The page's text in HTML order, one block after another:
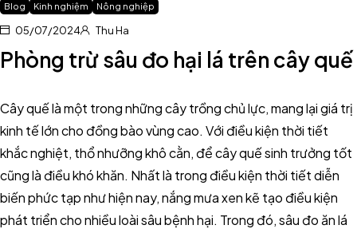
Blog Kinh nghiệm Nông nghiệp
05/07/2024 Thu Ha
Phòng trừ sâu đo hại lá trên cây quế
Cây quế là một trong những cây trồng chủ lực, mang lại giá trị
kinh tế lớn cho đồng bào vùng cao. Với điều kiện thời tiết
khắc nghiệt, thổ nhưỡng khô cằn, để cây quế sinh trưởng tốt
cũng là điều khó khăn. Nhất là trong điều kiện thời tiết diễn
biến phức tạp như hiện nay, nắng mưa xen kẽ tạo điều kiện
phát triển cho nhiều loài sâu bệnh hại. Trong đó, sâu đo ăn lá